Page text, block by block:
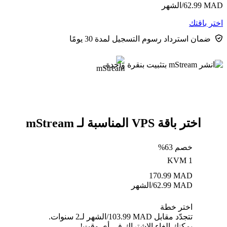
MAD
62.99/الشهر
اختر باقتك
ضمان استرداد رسوم التسجيل لمدة 30 يومًا
اختر باقة VPS المناسبة لـ mStream
خصم 63%
KVM 1
MAD
170.99
MAD
62.99/الشهر
اختر خطة
تتجدّد مقابل MAD ⁦103.99⁩/الشهر لـ2 سنوات.